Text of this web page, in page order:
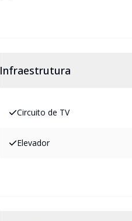
Infraestrutura
Circuito de TV
Elevador